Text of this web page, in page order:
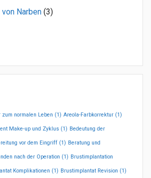
Narben (3)
normalen Leben (1) Areola-Farbkorrektur (1)
Make-up und Zyklus (1) Bedeutung der
vor dem Eingriff (1) Beratung und
nach der Operation (1) Brustimplantation
Komplikationen (1) Brustimplantat Revision (1)